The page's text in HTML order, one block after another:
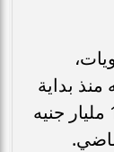
مليار جنيه منذ بداية
يناير حتى نهاية يونيو 2024، مقابل 1.2 مليار جنيه